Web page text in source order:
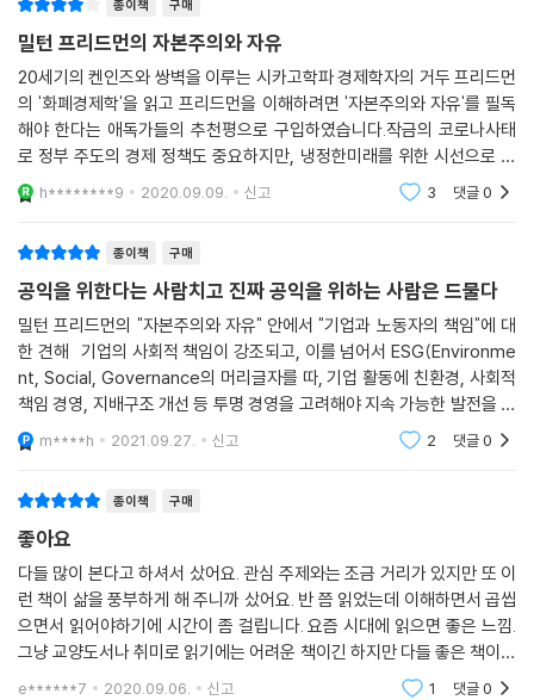
폐지하고 변동환율제를 도입한 것이나, 1973년 징병제를 지원병제도로
전환한 것들이 바로 그 예다. 자연실업률 개념에 입각한 이 업적으로 그는
1976년 노벨경제학상을 받았다. 시카고대학 시절 형성한 시카고학파, 일
명 ‘시카고 보이’들은 케인즈학파를 물리치고 자유시장에 입각한 신자유주
의 경제학을 전세계에 수출했다.
1970년대 남미의 독재정권을 지지했다는 이유로 거센 비난을 받기도 했
지만, 지금의 시장경제 모델은 프리드먼이 평생을 걸쳐 주장했던 이론이
한 밀턴 프리드먼은 1980년대 이후 미국 로널드 레이건 정권과 영국 대처
정권의 신보수주의 정책의 이론적 지주였다. 하이에크와 함께 현대경제학
과 실물경제 이론에 가장 큰 영향을 끼친 학자로 손꼽히는 그의 경제철학
은 통화연구를 통해 이론적으로 뒷받침됐다. 통화량이 경기변동에 끼치는
실증 연구를 통해 정부의 역할을 성장률에 맞춘 통화공급에만 한정하는 통
화주의를 확립한 것은 프리드먼 최대 성과로 평가받고 있다.
제학의 고전
밀턴 프리드먼은 자신의 기념비적 저작 『자본주의와 자유』에서 경제적 자
유를 이룩하기 위한 장치이자, 정치적 자유를 위한 필요조건으로서 경쟁적
자본주의의 역할에 주목한다. 『자본주의와 자유』가 처음 발간되었을 때만
해도, 언론은 그를 ‘훌륭한 경제학자인 동시에 매우 극단적인 자유주의
자’(《이코노미스트》)로 표현했다. 또 그의 통화·재정정책에 대해서는 ‘매
종이책 구매
밀턴 프리드먼의 자본주의와 자유
20세기의 켄인즈와 쌍벽을 이루는 시카고학파 경제학자의 거두 프리드먼
의 '화폐경제학'을 읽고 프리드먼을 이해하려면 '자본주의와 자유'를 필독
해야 한다는 애독가들의 추천평으로 구입하였습니다.작금의 코로나사태
로 정부 주도의 경제 정책도 중요하지만, 냉정한미래를 위한 시선으로 프
리드먼의 이론과 사상이 녹아 있는 저서들을 읽어보며 코로나 사태를 보는
것도 좋을듯 합니다.
h********9 2020.09.09. 신고 3 댓글0
종이책 구매
공익을 위한다는 사람치고 진짜 공익을 위하는 사람은 드물다
밀턴 프리드먼의 "자본주의와 자유" 안에서 "기업과 노동자의 책임"에 대
한 견해 기업의 사회적 책임이 강조되고, 이를 넘어서 ESG(Environme
nt, Social, Governance의 머리글자를 따, 기업 활동에 친환경, 사회적
책임 경영, 지배구조 개선 등 투명 경영을 고려해야 지속 가능한 발전을 있
다는 논리다. ESG는 개별 기업을 넘어 자본시장과 한 국가의 성패를 가를
키워드로 부상하고
m****h 2021.09.27. 신고 2 댓글0
종이책 구매
좋아요
다들 많이 본다고 하셔서 샀어요. 관심 주제와는 조금 거리가 있지만 또 이
런 책이 삶을 풍부하게 해 주니까 샀어요. 반 쯤 읽었는데 이해하면서 곱씹
으면서 읽어야하기에 시간이 좀 걸립니다. 요즘 시대에 읽으면 좋은 느낌.
그냥 교양도서나 취미로 읽기에는 어려운 책이긴 하지만 다들 좋은 책이라
고 하니까 여러 번 다시 읽어보려고 합니다. 잠 안 올 때 읽으면 또 잠이 잘
e******7 2020.09.06. 신고 1 댓글0